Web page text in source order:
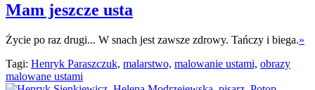
Mam jeszcze usta
Życie po raz drugi... W snach jest zawsze zdrowy. Tańczy i biega.»
Tagi: Henryk Paraszczuk, malarstwo, malowanie ustami, obrazy
malowane ustami